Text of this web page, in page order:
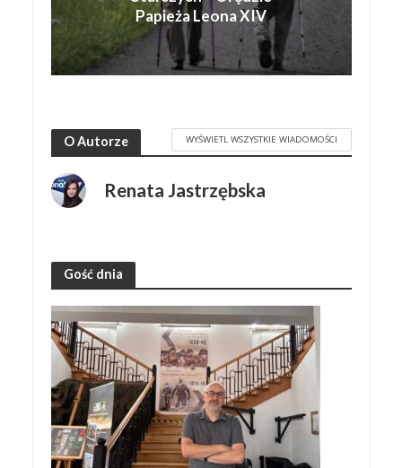
Papieża Leona XIV
O Autorze WYŚWIETL WSZYSTKIE WIADOMOŚCI
Renata Jastrzębska
Gość dnia